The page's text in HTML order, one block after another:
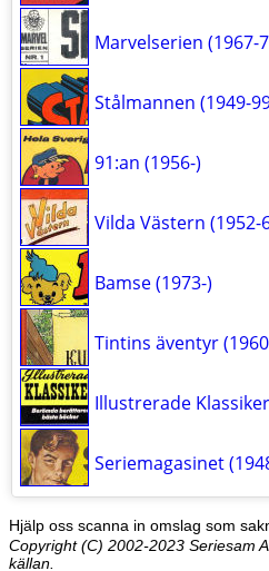
Marvelserien (1967-
Stålmannen (1949-
91:an (1956-)
Vilda Västern (1952-
Bamse (1973-)
Tintins äventyr
Illustrerade
Seriemagasinet
Hjälp oss scanna in omslag som
Copyright (C) 2002-2023 Seriesam
källan.